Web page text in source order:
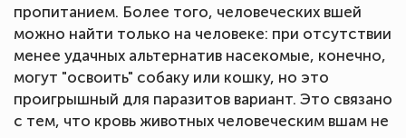
пропитанием. Более того, человеческих вшей
можно найти только на человеке: при отсутствии
менее удачных альтернатив насекомые, конечно,
могут "освоить" собаку или кошку, но это
проигрышный для паразитов вариант. Это связано
с тем, что кровь животных человеческим вшам не